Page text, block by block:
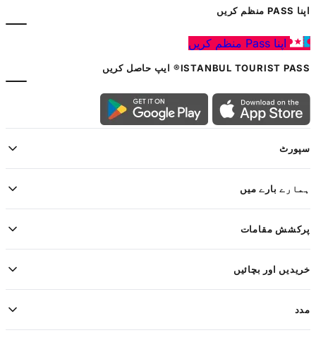
اپنا PASS منظم کریں
اپنا Pass منظم کریں
ISTANBUL TOURIST PASS® ایپ حاصل کریں
سپورٹ
ہمارے بارے میں
پرکشش مقامات
خریدیں اور بچائیں
مدد